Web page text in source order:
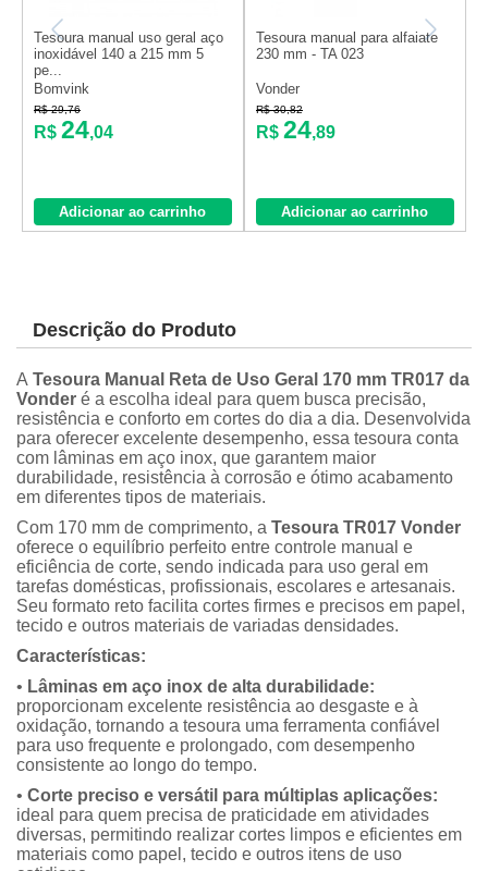
Tesoura manual uso geral aço
inoxidável 140 a 215 mm 5
pe...
Bomvink
R$ 29,76
R$ 24,04
Adicionar ao carrinho
Tesoura manual para alfaiate
230 mm - TA 023
Vonder
R$ 30,82
R$ 24,89
Adicionar ao carrinho
Descrição do Produto
A Tesoura Manual Reta de Uso Geral 170 mm TR017 da
Vonder é a escolha ideal para quem busca precisão,
resistência e conforto em cortes do dia a dia. Desenvolvida
para oferecer excelente desempenho, essa tesoura conta
com lâminas em aço inox, que garantem maior
durabilidade, resistência à corrosão e ótimo acabamento
em diferentes tipos de materiais.
Com 170 mm de comprimento, a Tesoura TR017 Vonder
oferece o equilíbrio perfeito entre controle manual e
eficiência de corte, sendo indicada para uso geral em
tarefas domésticas, profissionais, escolares e artesanais.
Seu formato reto facilita cortes firmes e precisos em papel,
tecido e outros materiais de variadas densidades.
Características:
• Lâminas em aço inox de alta durabilidade:
proporcionam excelente resistência ao desgaste e à
oxidação, tornando a tesoura uma ferramenta confiável
para uso frequente e prolongado, com desempenho
consistente ao longo do tempo.
• Corte preciso e versátil para múltiplas aplicações:
ideal para quem precisa de praticidade em atividades
diversas, permitindo realizar cortes limpos e eficientes em
materiais como papel, tecido e outros itens de uso